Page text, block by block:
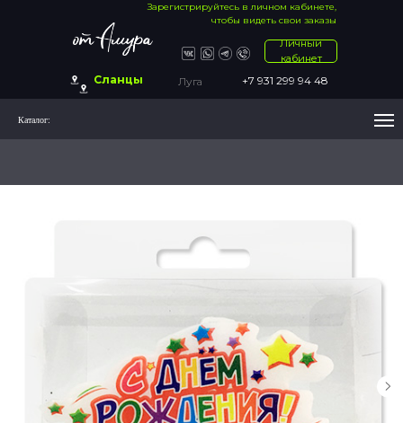
+7 931 299 94 48
Луга
Сланцы
Личный
кабинет
Зарегистрируйтесь в личном кабинете,
чтобы видеть свои заказы
Каталог: